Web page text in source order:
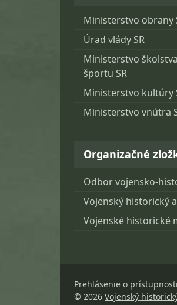
Ministerstvo obrany
Úrad vlády SR
Ministerstvo
športu SR
Ministerstvo kultúry
Ministerstvo vnútra
Organizačné
Odbor vojensko-
Vojenský historický
Vojenské historické
Prehlásenie o prístupnosti
© 2026 Vojenský